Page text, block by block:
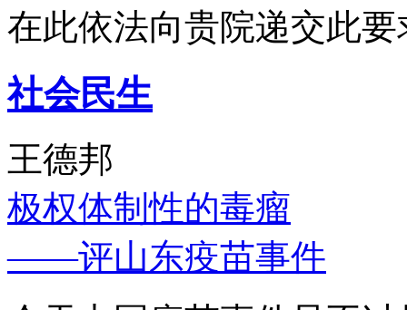
在此依法向贵院递交此要
社会民生
王德邦
极权体制性的毒瘤
——评山东疫苗事件